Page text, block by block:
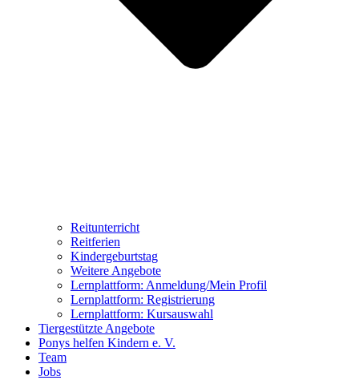
Reitunterricht
Reitferien
Kindergeburtstag
Weitere Angebote
Lernplattform: Anmeldung/Mein Profil
Lernplattform: Registrierung
Lernplattform: Kursauswahl
Tiergestützte Angebote
Ponys helfen Kindern e. V.
Team
Jobs